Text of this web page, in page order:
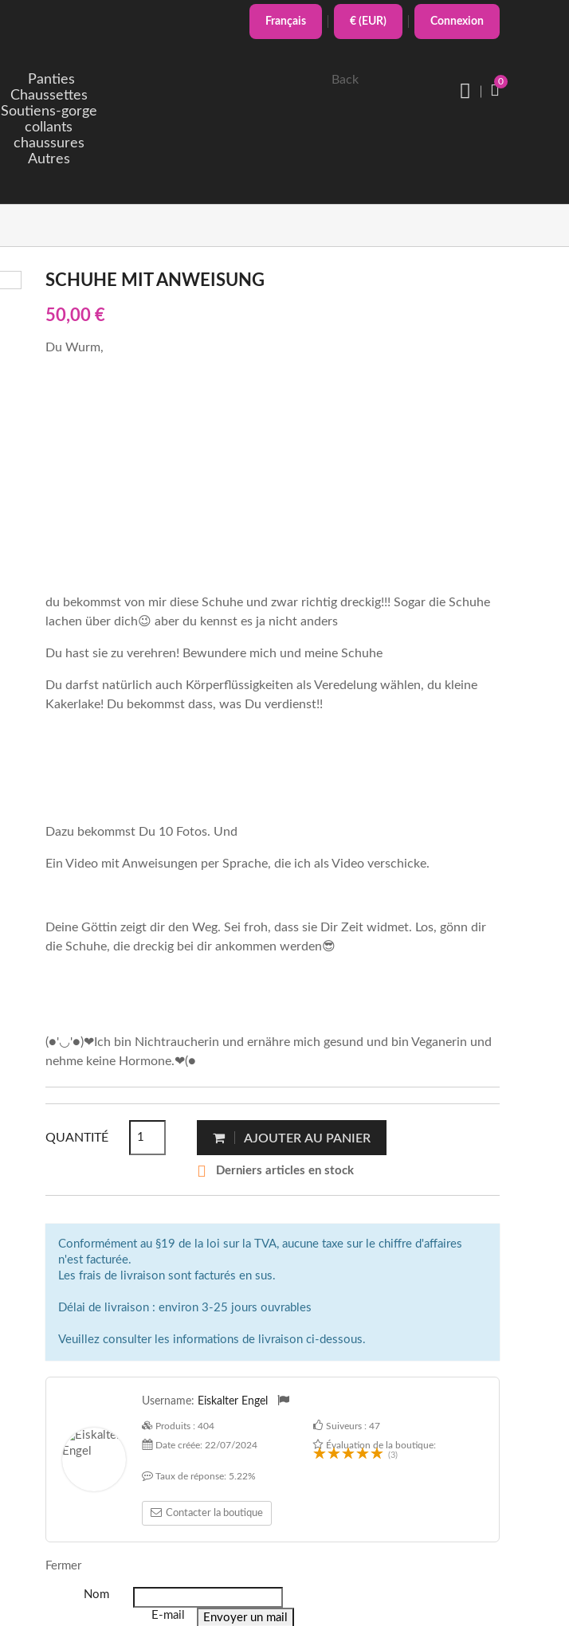
Français € (EUR) Connexion
0
Back
Panties
Chaussettes
Soutiens-gorge
collants
chaussures
Autres
SCHUHE MIT ANWEISUNG
50,00 €
Du Wurm,
du bekommst von mir diese Schuhe und zwar richtig dreckig!!! Sogar die Schuhe
lachen über dich😉 aber du kennst es ja nicht anders
Du hast sie zu verehren! Bewundere mich und meine Schuhe
Du darfst natürlich auch Körperflüssigkeiten als Veredelung wählen, du kleine
Kakerlake! Du bekommst dass, was Du verdienst!!
Dazu bekommst Du 10 Fotos. Und
Ein Video mit Anweisungen per Sprache, die ich als Video verschicke.
Deine Göttin zeigt dir den Weg. Sei froh, dass sie Dir Zeit widmet. Los, gönn dir
die Schuhe, die dreckig bei dir ankommen werden😎
(●'◡'●)❤Ich bin Nichtraucherin und ernähre mich gesund und bin Veganerin und
nehme keine Hormone.❤(●
QUANTITÉ AJOUTER AU PANIER
 Derniers articles en stock
Conformément au §19 de la loi sur la TVA, aucune taxe sur le chiffre d'affaires
n'est facturée.
Les frais de livraison sont facturés en sus.
Délai de livraison : environ 3-25 jours ouvrables
Veuillez consulter les informations de livraison ci-dessous.
Username: Eiskalter Engel
Produits : 404 Suiveurs : 47
Date créée: 22/07/2024 Évaluation de la boutique:
(3)
Taux de réponse: 5.22%
Contacter la boutique
Fermer
Nom
E-mail
Envoyer un mail